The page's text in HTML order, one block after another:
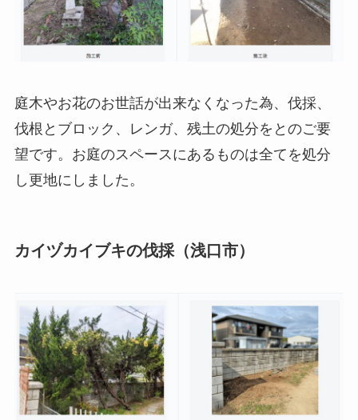
庭木やお花のお世話が出来なくなった為、伐採、
伐根とブロック、レンガ、残土の処分をとのご要
望です。お庭のスペースにあるものは全てを処分
し更地にしました。
カイヅカイブキの伐採（浅口市）